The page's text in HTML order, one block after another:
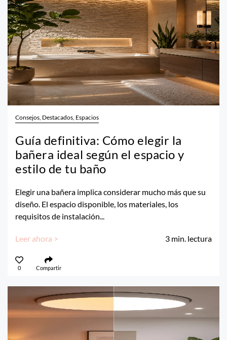
Consejos, Destacados, Espacios
Guía definitiva: Cómo elegir la
bañera ideal según el espacio y
estilo de tu baño
Elegir una bañera implica considerar mucho más que su
diseño. El espacio disponible, los materiales, los
requisitos de instalación...
Leer ahora > 3 min. lectura
0 Compartir